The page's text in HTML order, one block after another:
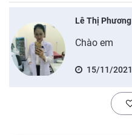
Lê Thị Phương
Chào em
15/11/2021